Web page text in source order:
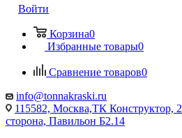
Войти
Корзина0
Избранные товары0
Сравнение товаров0
info@tonnakraski.ru
115582, Москва,ТК
сторона, Павильон Б2.14